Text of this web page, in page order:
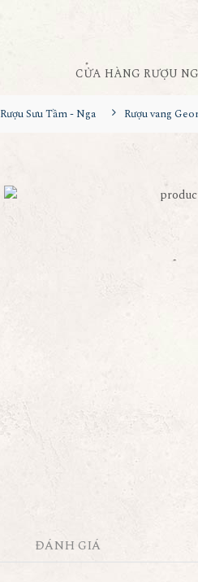
CỬA HÀNG RƯỢU
Rượu Sưu Tầm - Nga
ĐÁNH GIÁ